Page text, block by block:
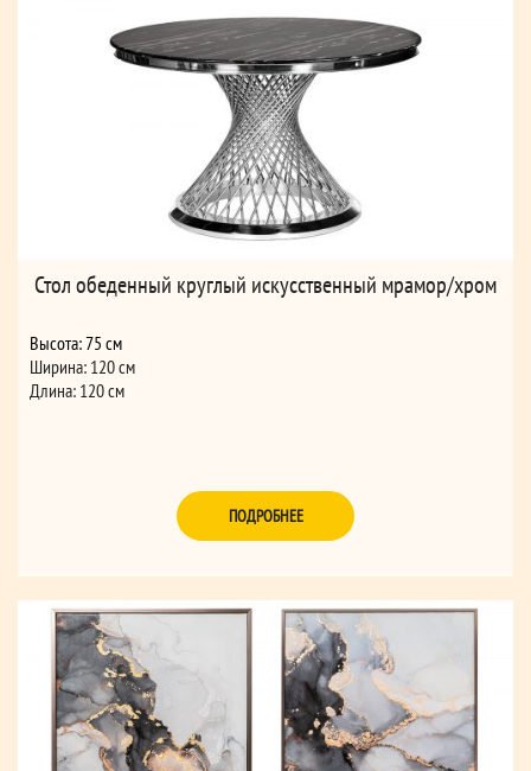
Стол обеденный круглый искусственный мрамор/хром
Высота: 75 см
Ширина: 120 см
Длина: 120 см
ПОДРОБНЕЕ